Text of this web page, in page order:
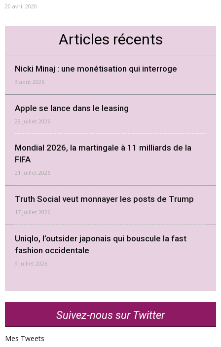
20 avril 2020
Articles récents
Nicki Minaj : une monétisation qui interroge
3 août 2026
Apple se lance dans le leasing
29 juillet 2026
Mondial 2026, la martingale à 11 milliards de la
FIFA
21 juillet 2026
Truth Social veut monnayer les posts de Trump
17 juillet 2026
Uniqlo, l’outsider japonais qui bouscule la fast
fashion occidentale
9 juillet 2026
Suivez-nous sur Twitter
Mes Tweets